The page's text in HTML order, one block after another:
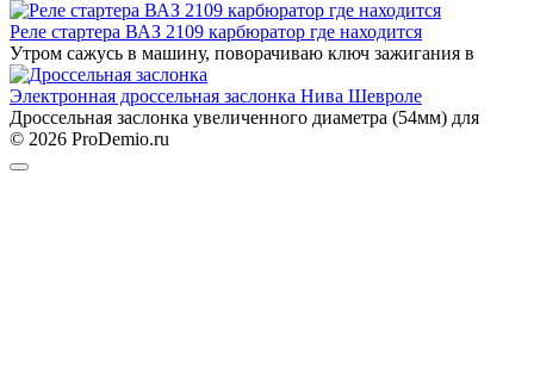
Реле стартера ВАЗ 2109 карбюратор где находится
Утром сажусь в машину, поворачиваю ключ зажигания в
Электронная дроссельная заслонка Нива Шевроле
Дроссельная заслонка увеличенного диаметра (54мм) для
© 2026 ProDemio.ru